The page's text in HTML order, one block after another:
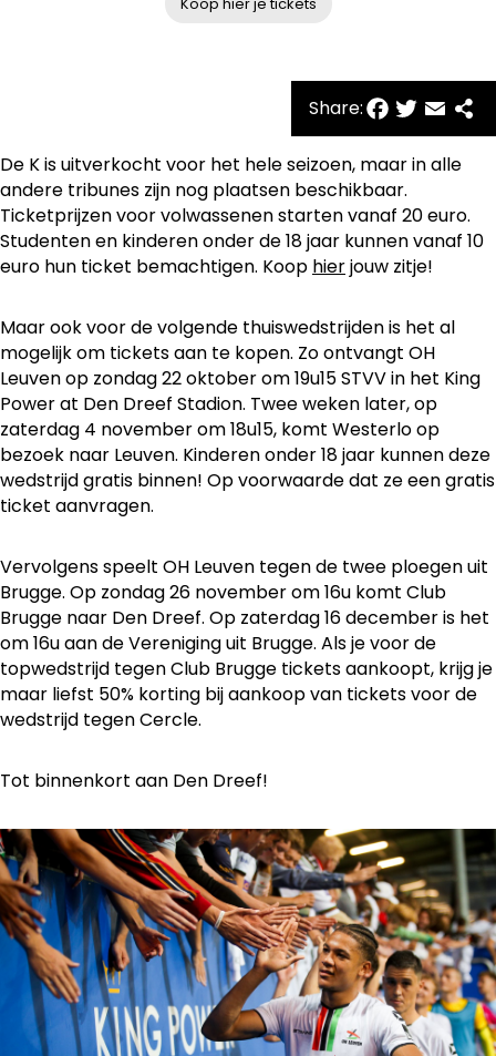
Share:
De K is uitverkocht voor het hele seizoen, maar in alle
andere tribunes zijn nog plaatsen beschikbaar.
Ticketprijzen voor volwassenen starten vanaf 20 euro.
Studenten en kinderen onder de 18 jaar kunnen vanaf 10
euro hun ticket bemachtigen. Koop hierjouw zitje!
Maar ook voor de volgende thuiswedstrijden is het al
mogelijk om tickets aan te kopen. Zo ontvangt OH
Leuven op zondag 22 oktober om 19u15 STVV in het King
Power at Den Dreef Stadion. Twee weken later, op
zaterdag 4 november om 18u15, komt Westerlo op
bezoek naar Leuven. Kinderen onder 18 jaar kunnen deze
wedstrijd gratis binnen! Op voorwaarde dat ze een gratis
ticket aanvragen.
Vervolgens speelt OH Leuven tegen de twee ploegen uit
Brugge. Op zondag 26 november om 16u komt Club
Brugge naar Den Dreef. Op zaterdag 16 december is het
om 16u aan de Vereniging uit Brugge. Als je voor de
topwedstrijd tegen Club Brugge tickets aankoopt, krijg je
maar liefst 50% korting bij aankoop van tickets voor de
wedstrijd tegen Cercle.
Tot binnenkort aan Den Dreef!